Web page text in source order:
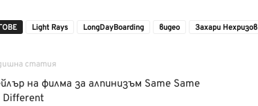
Light Rays LongDayBoarding видео Захари Нехризов
статия
на филма за алпинизъм Same Same
Different